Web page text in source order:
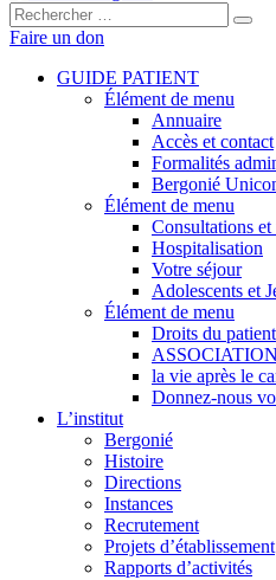
Rechercher :
Faire un don
GUIDE PATIENT
Élément de menu
Annuaire
Accès et contact
Formalités
Bergonié
Élément de menu
Consultations
Hospitalisation
Votre séjour
Adolescents et
Élément de menu
Droits du patient
la vie après le
Donnez-nous
L’institut
Bergonié
Histoire
Directions
Instances
Recrutement
Projets d’établissement
Rapports d’activités